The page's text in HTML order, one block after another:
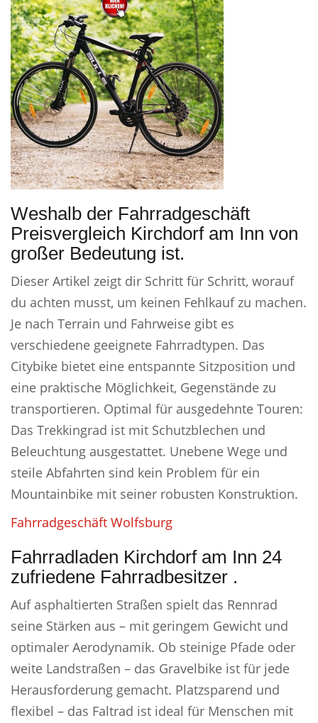
Weshalb der Fahrradgeschäft
Preisvergleich Kirchdorf am Inn von
großer Bedeutung ist.
Dieser Artikel zeigt dir Schritt für Schritt, worauf
du achten musst, um keinen Fehlkauf zu machen.
Je nach Terrain und Fahrweise gibt es
verschiedene geeignete Fahrradtypen. Das
Citybike bietet eine entspannte Sitzposition und
eine praktische Möglichkeit, Gegenstände zu
transportieren. Optimal für ausgedehnte Touren:
Das Trekkingrad ist mit Schutzblechen und
Beleuchtung ausgestattet. Unebene Wege und
steile Abfahrten sind kein Problem für ein
Mountainbike mit seiner robusten Konstruktion.
Fahrradgeschäft Wolfsburg
Fahrradladen Kirchdorf am Inn 24
zufriedene Fahrradbesitzer .
Auf asphaltierten Straßen spielt das Rennrad
seine Stärken aus – mit geringem Gewicht und
optimaler Aerodynamik. Ob steinige Pfade oder
weite Landstraßen – das Gravelbike ist für jede
Herausforderung gemacht. Platzsparend und
flexibel – das Faltrad ist ideal für Menschen mit